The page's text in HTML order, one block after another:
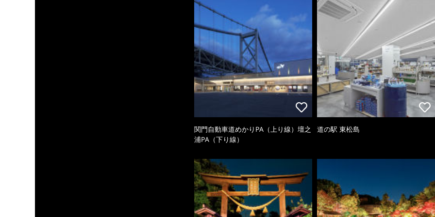
関門自動車道めかりPA（上り線）壇之
浦PA（下り線）
道の駅 東松島